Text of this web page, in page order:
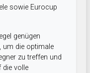
sowie Eurocup
genügen
um die optimale
zu treffen und
die volle